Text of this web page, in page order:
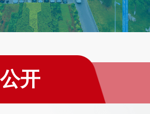
开